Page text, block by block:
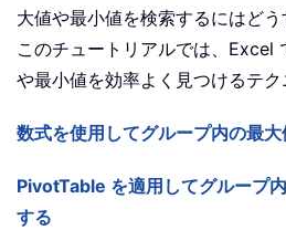
大値や最小値を検索するにはど
このチュートリアルでは、Excel
や最小値を効率よく見つけるテク
数式を使用してグループ内の最
PivotTable を適用してグループ
する